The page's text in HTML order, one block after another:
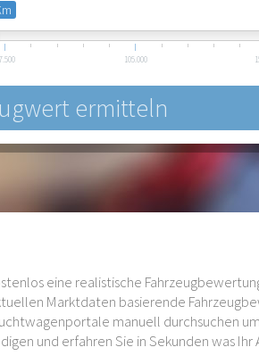
105.000
eine realistische
Marktdaten basierende
manuell durchsuchen
und erfahren Sie in Sekunden was Ihr